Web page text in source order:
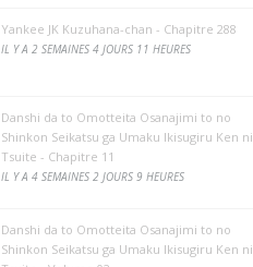
Yankee JK Kuzuhana-chan - Chapitre 288
IL Y A 2 SEMAINES 4 JOURS 11 HEURES
Danshi da to Omotteita Osanajimi to no
Shinkon Seikatsu ga Umaku Ikisugiru Ken ni
Tsuite - Chapitre 11
IL Y A 4 SEMAINES 2 JOURS 9 HEURES
Danshi da to Omotteita Osanajimi to no
Shinkon Seikatsu ga Umaku Ikisugiru Ken ni